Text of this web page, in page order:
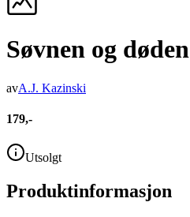
Søvnen og døden
avA.J. Kazinski
179,-
Utsolgt
Produktinformasjon